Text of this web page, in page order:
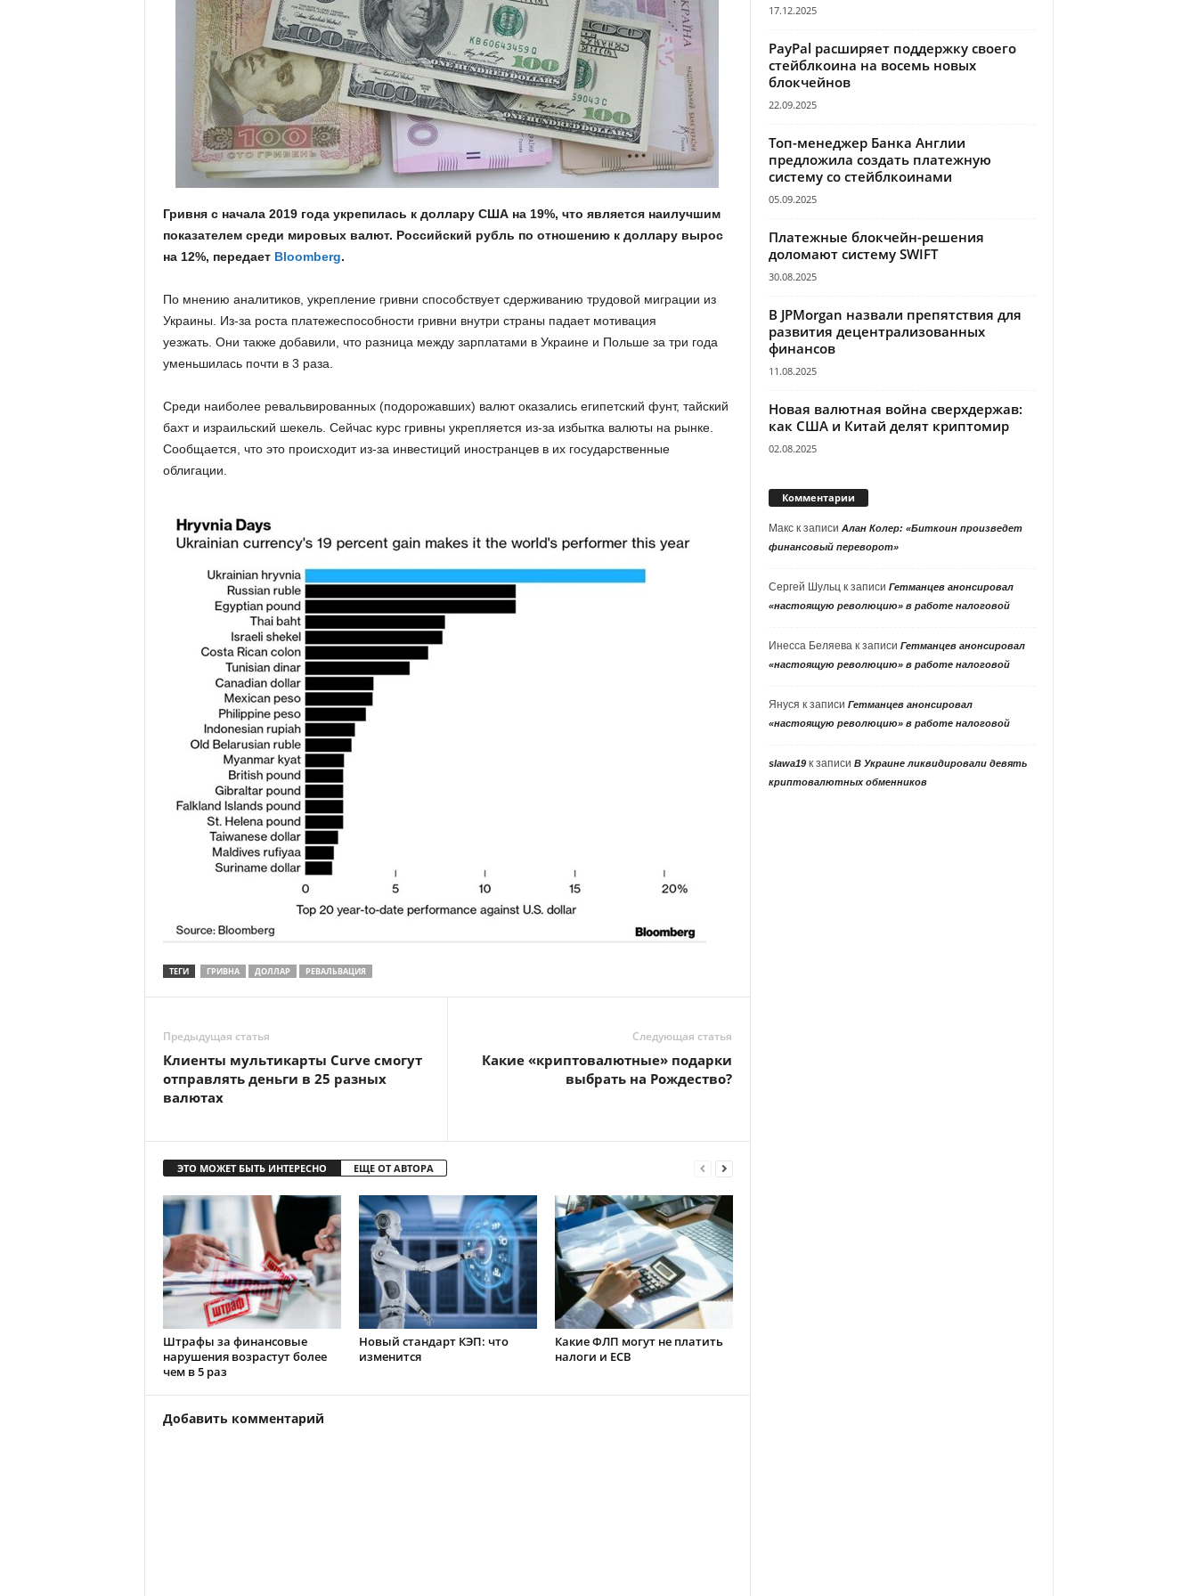
.
c
o
m
u
Гривня с начала 2019 года укрепилась к доллару США на 19%, что является наилучшим
показателем среди мировых валют. Российский рубль по отношению к доллару вырос
на 12%, передает Bloomberg.
По мнению аналитиков, укрепление гривни способствует сдерживанию трудовой миграции из
Украины. Из-за роста платежеспособности гривни внутри страны падает мотивация
уезжать. Они также добавили, что разница между зарплатами в Украине и Польше за три года
уменьшилась почти в 3 раза.
Среди наиболее ревальвированных (подорожавших) валют оказались египетский фунт, тайский
бахт и израильский шекель. Сейчас курс гривны укрепляется из-за избытка валюты на рынке.
Сообщается, что это происходит из-за инвестиций иностранцев в их государственные
облигации.
ТЕГИ ГРИВНА ДОЛЛАР РЕВАЛЬВАЦИЯ
Предыдущая статья
Клиенты мультикарты Curve смогут
отправлять деньги в 25 разных
валютах
Следующая статья
Какие «криптовалютные» подарки
выбрать на Рождество?
ЭТО МОЖЕТ БЫТЬ ИНТЕРЕСНО ЕЩЕ ОТ АВТОРА
Штрафы за финансовые
нарушения возрастут более
чем в 5 раз
Новый стандарт КЭП: что
изменится
Какие ФЛП могут не платить
налоги и ЕСВ
Добавить комментарий
17.12.2025
PayPal расширяет поддержку своего
стейблкоина на восемь новых
блокчейнов
22.09.2025
Топ-менеджер Банка Англии
предложила создать платежную
систему со стейблкоинами
05.09.2025
Платежные блокчейн-решения
доломают систему SWIFT
30.08.2025
В JPMorgan назвали препятствия для
развития децентрализованных
финансов
11.08.2025
Новая валютная война сверхдержав:
как США и Китай делят криптомир
02.08.2025
Комментарии
Макск записи Алан Колер: «Биткоин произведет
финансовый переворот»
Сергей Шульцк записи Гетманцев анонсировал
«настоящую революцию» в работе налоговой
Инесса Беляевак записи Гетманцев анонсировал
«настоящую революцию» в работе налоговой
Януся к записи Гетманцев анонсировал
«настоящую революцию» в работе налоговой
slawa19к записи В Украине ликвидировали девять
криптовалютных обменников